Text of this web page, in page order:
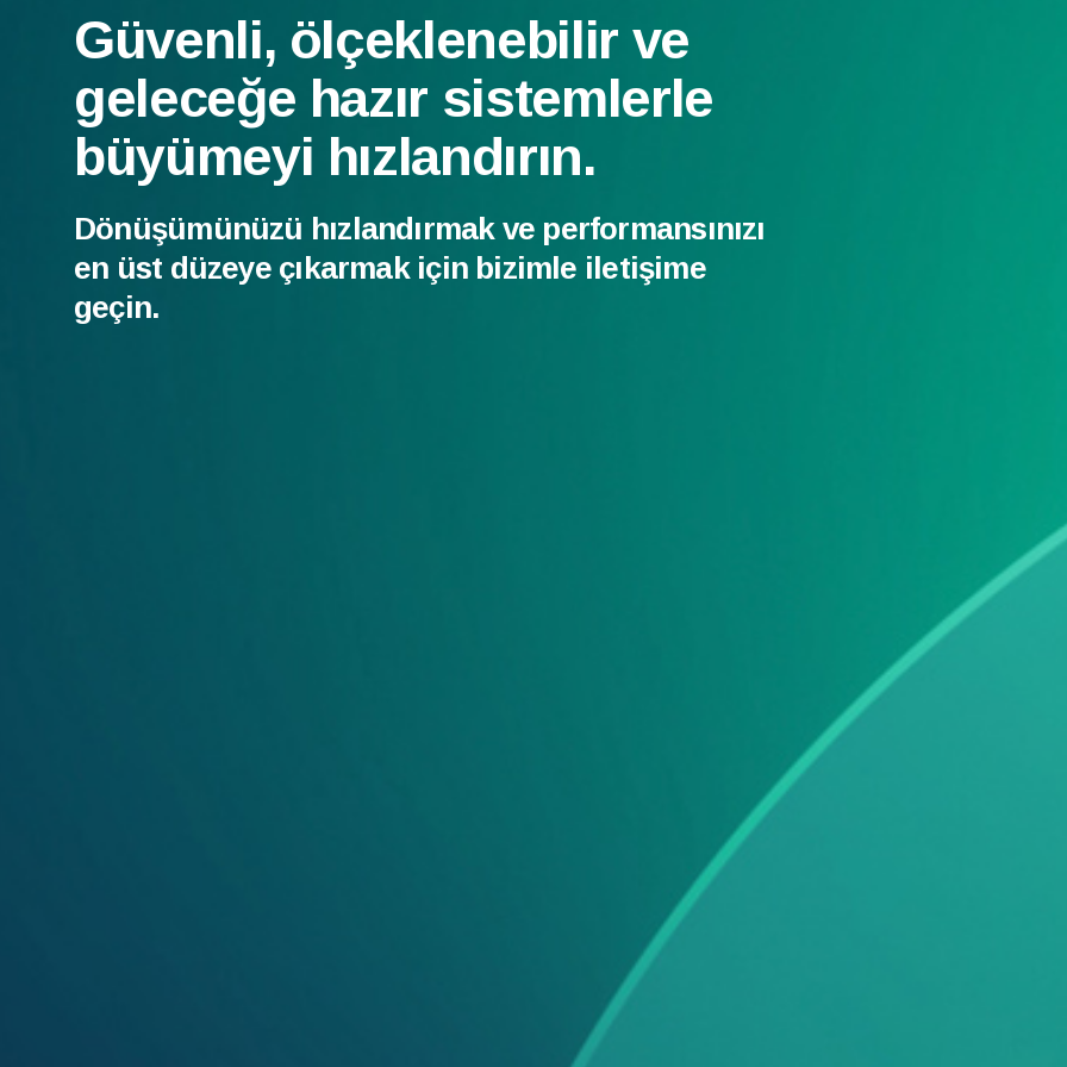
Güvenli, ölçeklenebilir ve
geleceğe hazır sistemlerle
büyümeyi hızlandırın.
Dönüşümünüzü hızlandırmak ve performansınızı
en üst düzeye çıkarmak için bizimle iletişime
geçin.